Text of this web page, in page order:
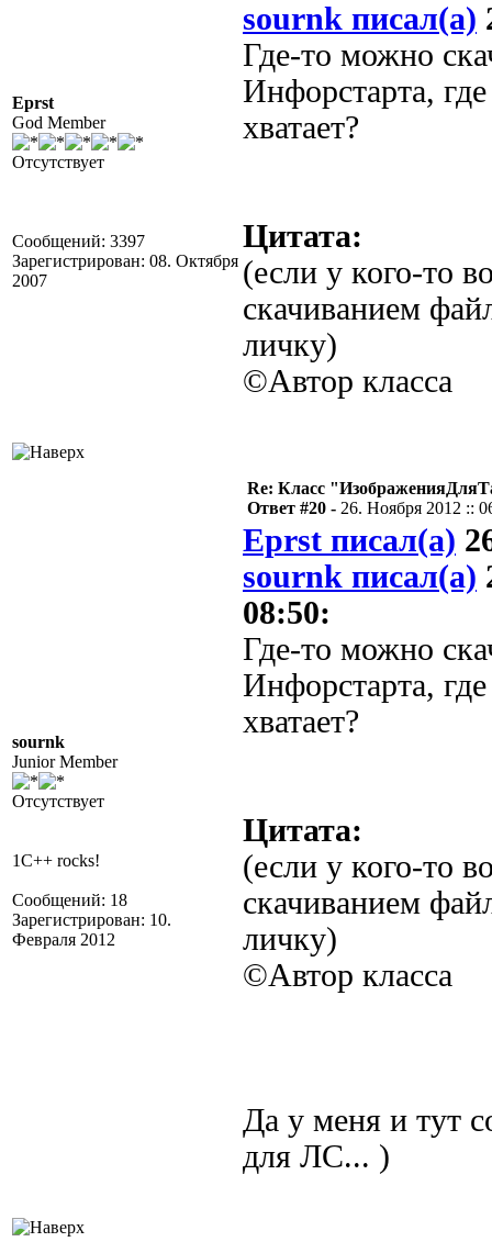
Eprst
God Member
Отсутствует
Сообщений: 3397
Зарегистрирован: 08. Октября
2007
sournk писал(а)
Где-то можно
Инфорстарта,
хватает?
Цитата:
(если у кого-то
скачиванием
личку)
©Автор класса
sournk
Junior Member
Отсутствует
1C++ rocks!
Сообщений: 18
Зарегистрирован: 10.
Февраля 2012
Re: Класс
Ответ #20 - 26. Ноября 2012 ::
Eprst писал(а)
sournk писал(а)
08:50:
Где-то можно
Инфорстарта,
хватает?
Цитата:
(если у кого-то
скачиванием
личку)
©Автор класса
Да у меня и тут
для ЛС... )